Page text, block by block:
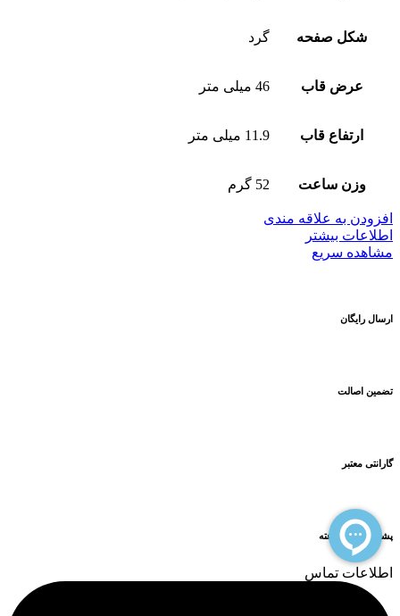
شکل صفحه گرد
عرض قاب 46 میلی متر
ارتفاع قاب 11.9 میلی متر
وزن ساعت 52 گرم
افزودن به علاقه مندی
اطلاعات بیشتر
مشاهده سریع
ارسال رایگان
تضمین اصالت
گارانتی معتبر
پشتیبانی 24 ساعته
اطلاعات تماس